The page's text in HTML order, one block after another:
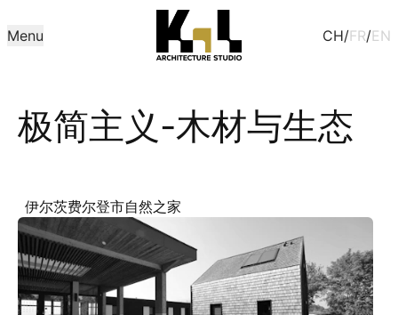
Menu CH/FR/EN
极简主义-木材与生态
伊尔茨费尔登市自然之家